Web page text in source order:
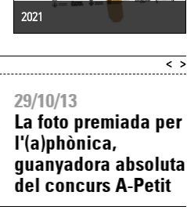
2021
29/10/13
La foto premiada per
l'(a)phònica,
guanyadora absoluta
del concurs A-Petit
< >